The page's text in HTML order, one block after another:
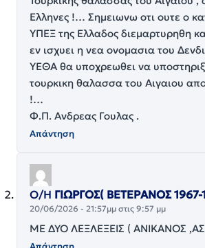
Ελληνες !… Σημειωνω οτι ουτε ο
ΥΠΕΞ της Ελλαδος διεμαρτυρηθη
εν ισχυει η νεα ονομασια του
ΥΕΘΑ θα υποχρεωθει να
τουρκικη θαλασσα του Αιγαιου
!…
Φ.Π. Ανδρεας Γουλας .
Απάντηση
Ο/Η ΓΙΩΡΓΟΣ( ΒΕΤΕΡΑΝΟΣ 1967-
20/06/2026 - 21:57μμ στις 9:57 μμ
ΜΕ ΔΥΟ ΛΕΞΛΕΞΕΙΣ ( ΑΝΙΚΑΝΟΣ